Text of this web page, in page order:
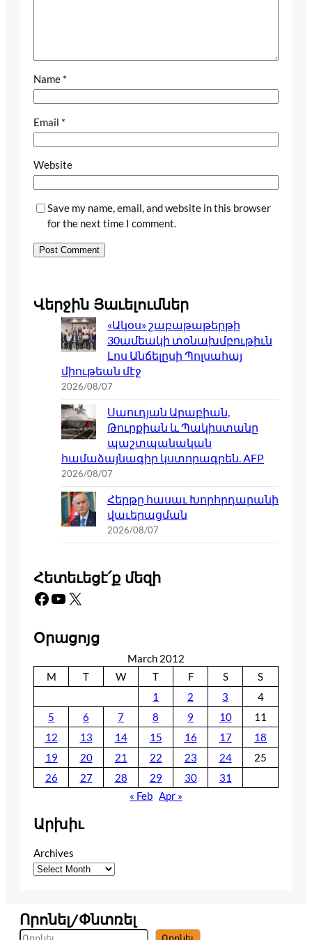
Name *
Email *
Website
Save my name, email, and website in this browser
for the next time I comment.
Վերջին Յաւելումներ
«Ակօս» շաբաթաթերթի
30ամեակի տօնախմբութիւն
Լոս Անճելըսի Պոլսահայ
միութեան մէջ
2026/08/07
Սաուդյան Արաբիան,
Թուրքիան և Պակիստանը
պաշտպանական
համաձայնագիր կստորագրեն. AFP
2026/08/07
Հերթը հասաւ Խորհրդարանի
վաւերացման
2026/08/07
Հետեւեցէ՛ք մեզի
Facebook YouTube X
Օրացոյց
March 2012
M
T W T F S
S
1
2 3
4
5
6 7 8 9 10
11
12
13 14 15 16 17
18
19
20 21 22 23 24
25
26
27 28 29 30
31
« Feb Apr »
Արխիւ
Archives
Որոնել/Փնտռել
S